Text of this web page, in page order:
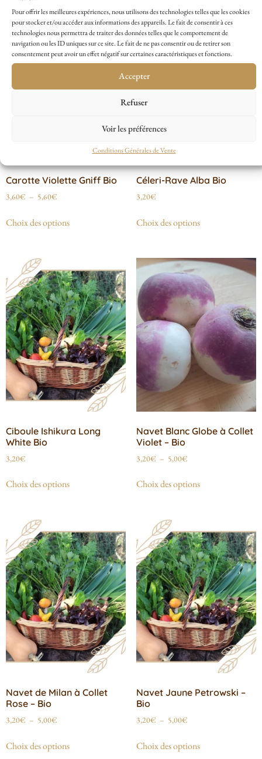
Pour offrir les meilleures expériences, nous utilisons des technologies telles que les cookies
pour stocker et/ou accéder aux informations des appareils. Le fait de consentir à ces
technologies nous permettra de traiter des données telles que le comportement de
navigation ou les ID uniques sur ce site. Le fait de ne pas consentir ou de retirer son
consentement peut avoir un effet négatif sur certaines caractéristiques et fonctions.
Accepter
Refuser
Voir les préférences
Conditions Générales de Vente
Carotte Violette Gniff Bio
3,60€ – 5,60€
Choix des options
Céleri-Rave Alba Bio
3,20€
Choix des options
Ciboule Ishikura Long
White Bio
3,20€
Choix des options
Navet Blanc Globe à Collet
Violet – Bio
3,20€ – 5,00€
Choix des options
Navet de Milan à Collet
Rose – Bio
3,20€ – 5,00€
Choix des options
Navet Jaune Petrowski –
Bio
3,20€ – 5,00€
Choix des options